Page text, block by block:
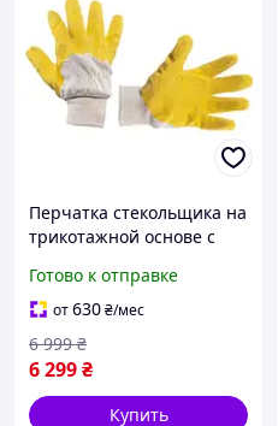
Перчатка стекольщика на
трикотажной основе с
рифленого латекса, 10,5",
120 пар, желтая
INTERTOOL SP-0002W
Готово к отправке
от630₴/мес
6 299₴
6 999 ₴
Купить